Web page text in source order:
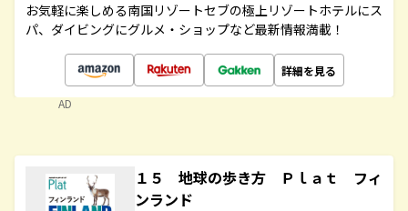
お気軽に楽しめる南国リゾートセブの極上リゾートホテルにス
パ、ダイビングにグルメ・ショップなど最新情報満載！
詳細を見る
AD
１５ 地球の歩き方 Ｐｌａｔ フィ
ンランド